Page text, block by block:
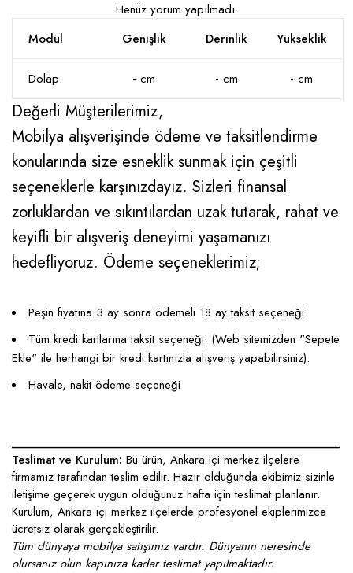
Henüz yorum yapılmadı.
Modül
Genişlik Derinlik Yükseklik
Dolap - cm - cm - cm
Değerli Müşterilerimiz,
Mobilya alışverişinde ödeme ve taksitlendirme
konularında size esneklik sunmak için çeşitli
seçeneklerle karşınızdayız. Sizleri finansal
zorluklardan ve sıkıntılardan uzak tutarak, rahat ve
keyifli bir alışveriş deneyimi yaşamanızı
hedefliyoruz. Ödeme seçeneklerimiz;
Peşin fiyatına 3 ay sonra ödemeli 18 ay taksit seçeneği
Tüm kredi kartlarına taksit seçeneği. (Web sitemizden "Sepete
Ekle" ile herhangi bir kredi kartınızla alışveriş yapabilirsiniz).
Havale, nakit ödeme seçeneği
____________________________________________________
Teslimat ve Kurulum: Bu ürün, Ankara içi merkez ilçelere
firmamız tarafından teslim edilir. Hazır olduğunda ekibimiz sizinle
iletişime geçerek uygun olduğunuz hafta için teslimat planlanır.
Kurulum, Ankara içi merkez ilçelerde profesyonel ekiplerimizce
ücretsiz olarak gerçekleştirilir.
Tüm dünyaya mobilya satışımız vardır. Dünyanın neresinde
olursanız olun kapınıza kadar teslimat yapılmaktadır.